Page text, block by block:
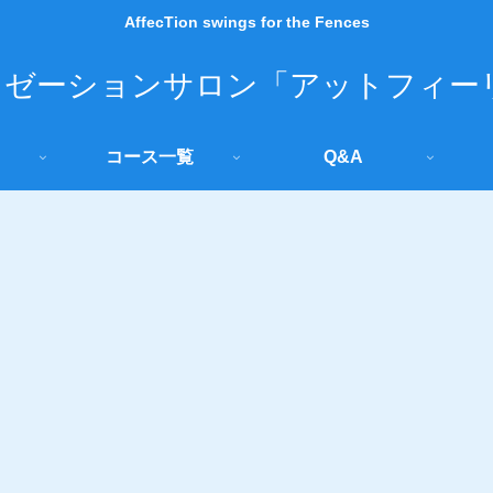
AffecTion swings for the Fences
コース一覧 Q&A